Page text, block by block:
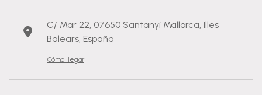
C/ Mar 22, 07650 Santanyí Mallorca, Illes
Balears, España
Cómo llegar